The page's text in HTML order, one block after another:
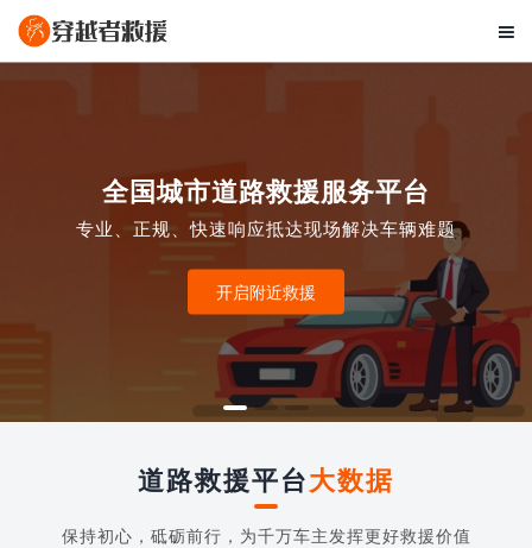

全国城市道路救援服务平台
专业、正规、快速响应抵达现场解决车辆难题
开启附近救援
道路救援平台大数据
保持初心，砥砺前行，为千万车主发挥更好救援价值